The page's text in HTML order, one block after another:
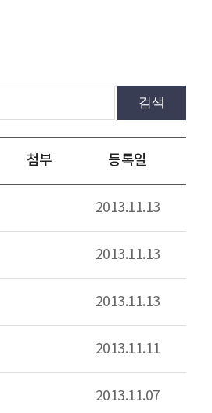
검색
첨부 등록일
2013.11.13
2013.11.13
2013.11.13
2013.11.11
2013.11.07